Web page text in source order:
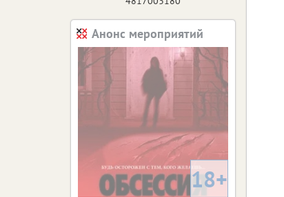
Анонс мероприятий
18+